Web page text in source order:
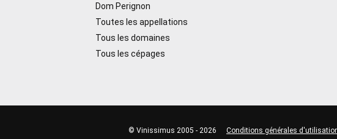
Dom Perignon
Toutes les appellations
Tous les domaines
Tous les cépages
© Vinissimus 2005 - 2026 Conditions générales